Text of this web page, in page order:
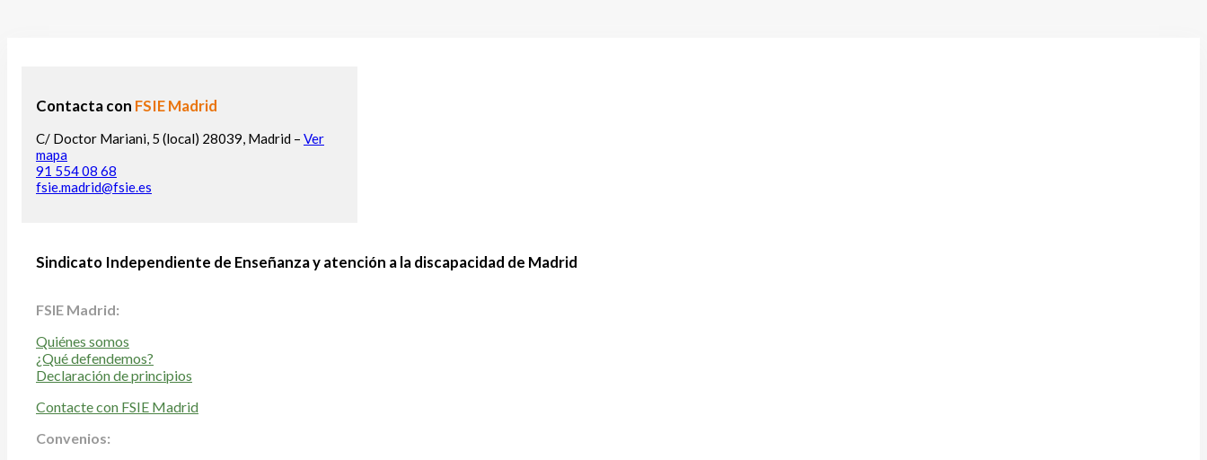
Contacta con FSIE Madrid
C/ Doctor Mariani, 5 (local) 28039, Madrid – Ver
mapa
91 554 08 68
fsie.madrid@fsie.es
Sindicato Independiente de Enseñanza y atención a la discapacidad de Madrid
FSIE Madrid:
Quiénes somos
¿Qué defendemos?
Declaración de principios
Contacte con FSIE Madrid
Convenios: